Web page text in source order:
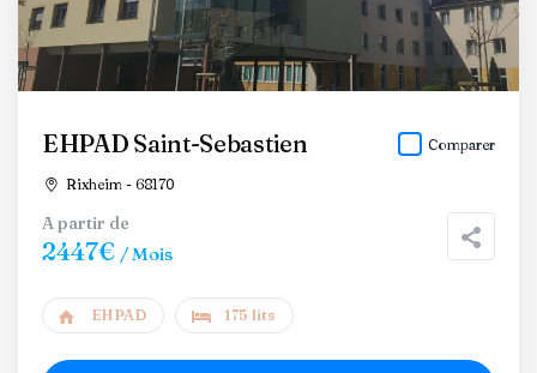
EHPAD Saint-Sebastien
Rixheim - 68170
Comparer
A partir de
2447€ / Mois
EHPAD 175 lits